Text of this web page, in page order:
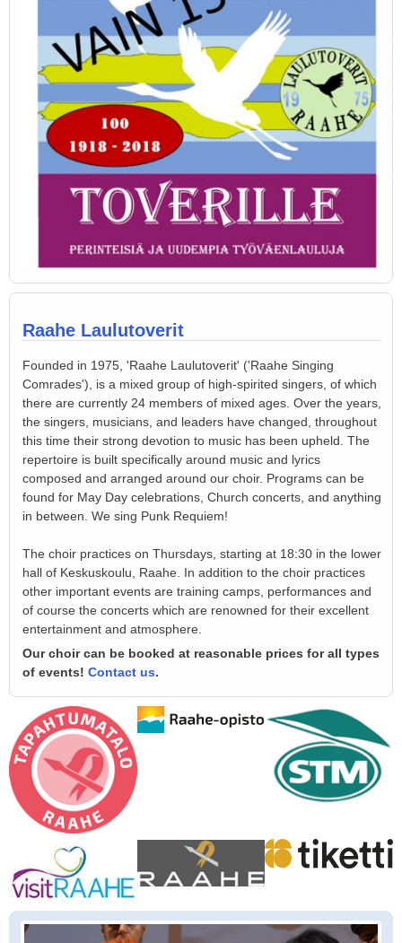
Raahe Laulutoverit
Founded in 1975, 'Raahe Laulutoverit' ('Raahe Singing
Comrades'), is a mixed group of high-spirited singers, of which
there are currently 24 members of mixed ages. Over the years,
the singers, musicians, and leaders have changed, throughout
this time their strong devotion to music has been upheld. The
repertoire is built specifically around music and lyrics
composed and arranged around our choir. Programs can be
found for May Day celebrations, Church concerts, and anything
in between. We sing Punk Requiem!
The choir practices on Thursdays, starting at 18:30 in the lower
hall of Keskuskoulu, Raahe. In addition to the choir practices
other important events are training camps, performances and
of course the concerts which are renowned for their excellent
entertainment and atmosphere.
Our choir can be booked at reasonable prices for all types
of events! Contact us.